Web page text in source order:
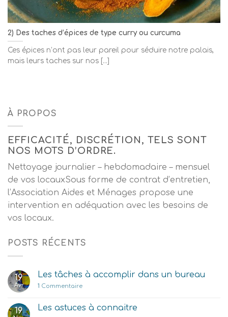
2) Des taches d’épices de type curry ou curcuma
Ces épices n’ont pas leur pareil pour séduire notre palais,
mais leurs taches sur nos [...]
À PROPOS
EFFICACITÉ, DISCRÉTION, TELS SONT
NOS MOTS D’ORDRE.
Nettoyage journalier – hebdomadaire – mensuel
de vos locauxSous forme de contrat d’entretien,
l’Association Aides et Ménages propose une
intervention en adéquation avec les besoins de
vos locaux.
POSTS RÉCENTS
19
Avr
Les tâches à accomplir dans un bureau
1 Commentaire
19 Les astuces à connaitre